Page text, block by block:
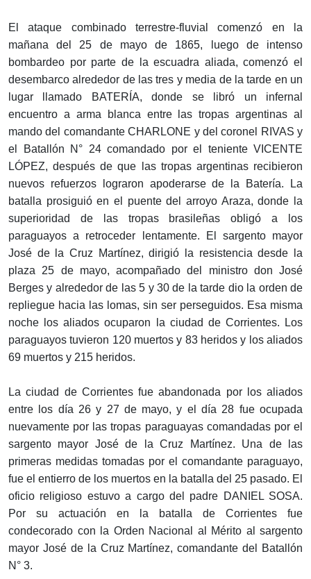
El ataque combinado terrestre-fluvial comenzó en la
mañana del 25 de mayo de 1865, luego de intenso
bombardeo por parte de la escuadra aliada, comenzó el
desembarco alrededor de las tres y media de la tarde en un
lugar llamado BATERÍA, donde se libró un infernal
encuentro a arma blanca entre las tropas argentinas al
mando del comandante CHARLONE y del coronel RIVAS y
el Batallón N° 24 comandado por el teniente VICENTE
LÓPEZ, después de que las tropas argentinas recibieron
nuevos refuerzos lograron apoderarse de la Batería. La
batalla prosiguió en el puente del arroyo Araza, donde la
superioridad de las tropas brasileñas obligó a los
paraguayos a retroceder lentamente. El sargento mayor
José de la Cruz Martínez, dirigió la resistencia desde la
plaza 25 de mayo, acompañado del ministro don José
Berges y alrededor de las 5 y 30 de la tarde dio la orden de
repliegue hacia las lomas, sin ser perseguidos. Esa misma
noche los aliados ocuparon la ciudad de Corrientes. Los
paraguayos tuvieron 120 muertos y 83 heridos y los aliados
69 muertos y 215 heridos.
La ciudad de Corrientes fue abandonada por los aliados
entre los día 26 y 27 de mayo, y el día 28 fue ocupada
nuevamente por las tropas paraguayas comandadas por el
sargento mayor José de la Cruz Martínez. Una de las
primeras medidas tomadas por el comandante paraguayo,
fue el entierro de los muertos en la batalla del 25 pasado. El
oficio religioso estuvo a cargo del padre DANIEL SOSA.
Por su actuación en la batalla de Corrientes fue
condecorado con la Orden Nacional al Mérito al sargento
mayor José de la Cruz Martínez, comandante del Batallón
N° 3.